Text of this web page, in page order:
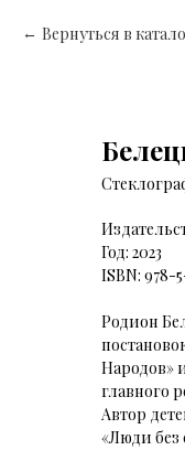
Вернуться в
Год: 2023
ISBN: 978-
Родион
Народов»
главного
Автор
«Люди без